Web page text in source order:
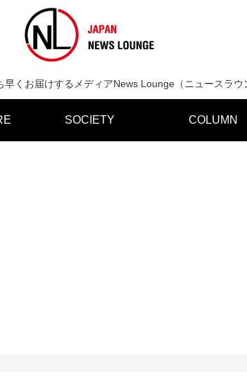
早くお届けするメディアNews Lounge（ニュースラウ
SOCIETY COLUMN